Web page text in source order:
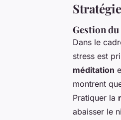
Gestion
Dans le
stress est
méditation
montrent
Pratiquer la
abaisser le